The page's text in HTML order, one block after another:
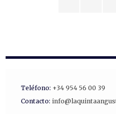
Teléfono: +34 954 56 00 39
Contacto: